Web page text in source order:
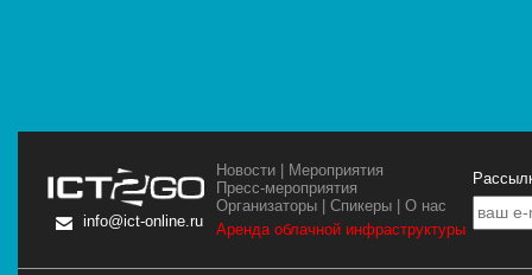
info@ict-online.ru
Новости | Мероприятия
Пресс-мероприятия
Организаторы |Спикеры |О нас
Аренда облачной инфраструктуры